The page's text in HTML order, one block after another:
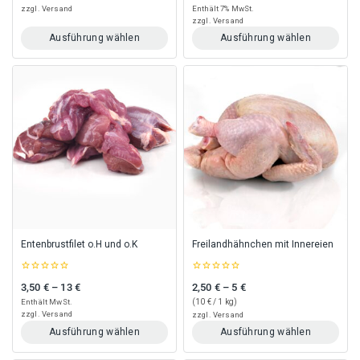
of
zzgl. Versand
Ausführung wählen
Dieses
mehrere
Varianten
auf.
Die
Optionen
gewählt
of
Enthält 7% MwSt.
zzgl. Versand
Ausführung wählen
Dieses
mehrere
Varianten
auf.
Die
Optionen
können
auf
gewählt
Entenbrustfilet o.H und o.K
out
of
3,50 € – 13 €Preisspanne: 3,50 € bis 13 €
Enthält MwSt.
zzgl. Versand
Ausführung wählen
Dieses
Freilandhähnchen mit Innereien
out
of
5
2,50 € – 5 €Preisspanne: 2,50 € bis 5 €
(10 €/ 1 kg)
zzgl. Versand
Ausführung wählen
Dieses